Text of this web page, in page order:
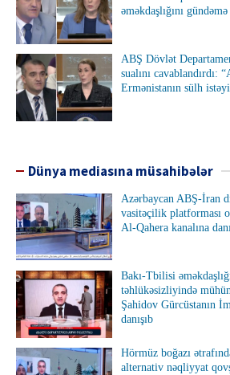
əməkdaşlığını
ABŞ Dövlət
sualını cavablandırdı:
Ermənistanın sülh
Dünya mediasına müsahibələr
Azərbaycan ABŞ-İran
vasitəçilik platforması
Al-Qahera kanalına
Bakı-Tbilisi
təhlükəsizliyində
Şahidov Gürcüstanın
danışıb
Hörmüz boğazı
alternativ nəqliyyat